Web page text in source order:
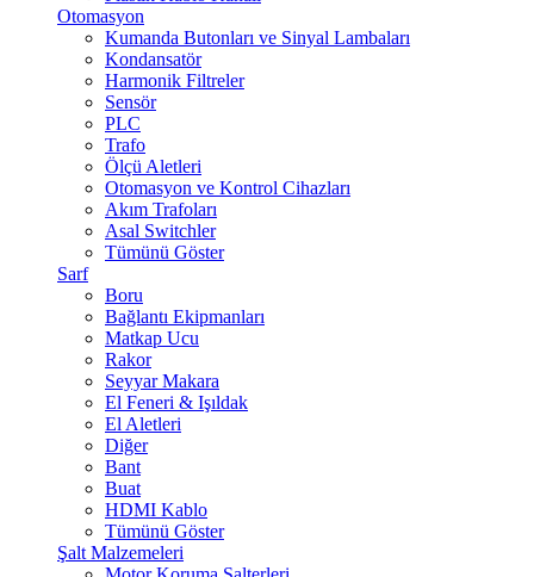
Otomasyon
Kumanda Butonları ve Sinyal Lambaları
Kondansatör
Harmonik Filtreler
Sensör
PLC
Trafo
Ölçü Aletleri
Otomasyon ve Kontrol Cihazları
Akım Trafoları
Asal Switchler
Tümünü Göster
Sarf
Boru
Bağlantı Ekipmanları
Matkap Ucu
Rakor
Seyyar Makara
El Feneri & Işıldak
El Aletleri
Diğer
Bant
Buat
HDMI Kablo
Tümünü Göster
Şalt Malzemeleri